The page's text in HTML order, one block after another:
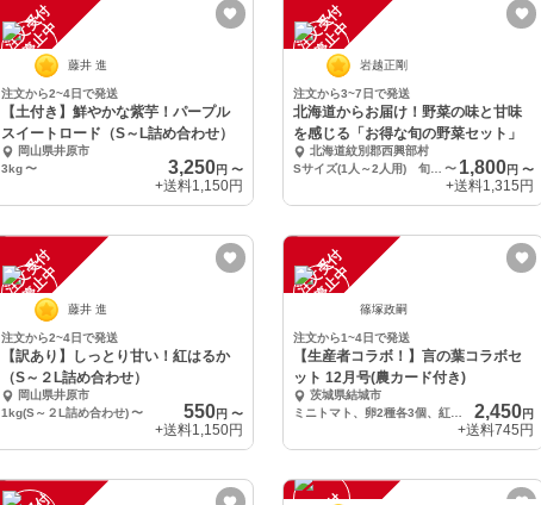
注
文
受
付
停
止
中
藤井 進
注文から2~4日で発送
【土付き】鮮やかな紫芋！パープル
スイートロード（S～L詰め合わせ）
岡山県井原市
3kg 〜 3,250円 〜
+送料1,150円
注
文
受
付
停
止
中
岩越正剛
注文から3~7日で発送
北海道からお届け！野菜の味と甘味
を感じる「お得な旬の野菜セット」
北海道紋別郡西興部村
Sサイズ(1人～2人用) 旬野菜 約1kg～2kg
〜 1,800円〜
+送料1,315円
注
文
受
付
停
止
中
藤井 進
注文から2~4日で発送
【訳あり】しっとり甘い！紅はるか
（S～２L詰め合わせ）
岡山県井原市
1kg(S～２L詰め合わせ) 〜 550円 〜
+送料1,150円
注
文
受
付
停
止
中
篠塚政嗣
注文から1~4日で発送
【生産者コラボ！】言の葉コラボセ
ット 12月号(農カード付き)
茨城県結城市
ミニトマト、卵2種各3個、紅白ネギ各2本、カリフローレ、レンコン、紅あずま、紅芯大根
2,450円
+送料745円